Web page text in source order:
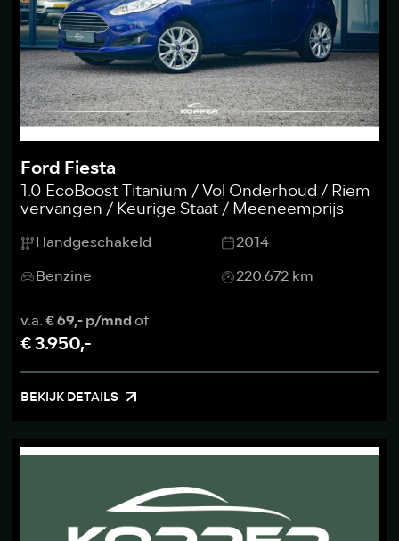
Ford Fiesta
1.0 EcoBoost Titanium / Vol Onderhoud / Riem
vervangen / Keurige Staat / Meeneemprijs
Handgeschakeld
2014
Benzine
220.672 km
v.a.€ 69,- p/mndof
€ 3.950,-
BEKIJK DETAILS